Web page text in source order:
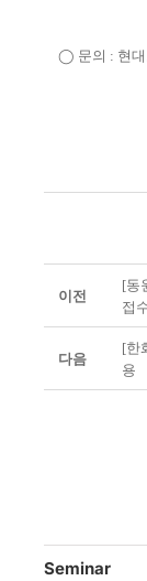
◯ 문의 : 현
이전
[동
접
다음
[한
용
Seminar